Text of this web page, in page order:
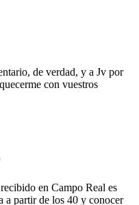
de verdad, y a Jv por
con vuestros
en Campo Real es
a partir de los 40 y conocer